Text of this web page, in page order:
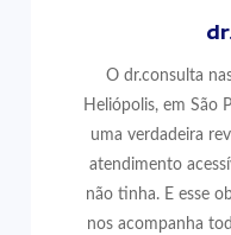
O dr.consulta
Heliópolis, em São
uma verdadeira
atendimento
não tinha. E esse
nos acompanha